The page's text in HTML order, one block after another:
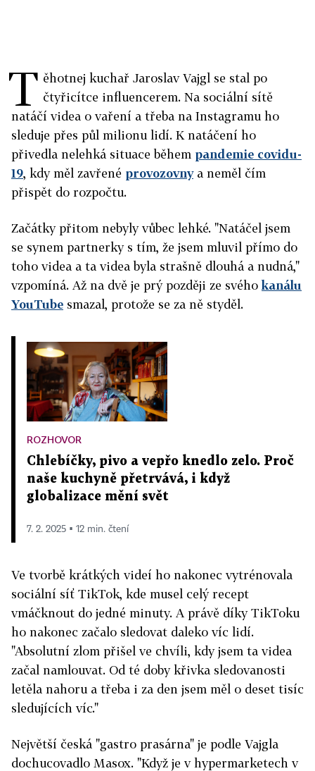
T ěhotnej kuchař Jaroslav Vajgl se stal po
čtyřicítce influencerem. Na sociální sítě
natáčí videa o vaření a třeba na Instagramu ho
sleduje přes půl milionu lidí. K natáčení ho
přivedla nelehká situace během pandemie covidu-
19, kdy měl zavřené provozovnya neměl čím
přispět do rozpočtu.
Začátky přitom nebyly vůbec lehké. "Natáčel jsem
se synem partnerky s tím, že jsem mluvil přímo do
toho videa a ta videa byla strašně dlouhá a nudná,"
vzpomíná. Až na dvě je prý později ze svéhokanálu
YouTube smazal, protože se za ně styděl.
ROZHOVOR
Chlebíčky, pivo a vepřo knedlo zelo. Proč
naše kuchyně přetrvává, i když
globalizace mění svět
7. 2. 2025 ▪ 12 min. čtení
Ve tvorbě krátkých videí ho nakonec vytrénovala
sociální síť TikTok, kde musel celý recept
vmáčknout do jedné minuty. A právě díky TikToku
ho nakonec začalo sledovat daleko víc lidí.
"Absolutní zlom přišel ve chvíli, kdy jsem ta videa
začal namlouvat. Od té doby křivka sledovanosti
letěla nahoru a třeba i za den jsem měl o deset tisíc
sledujících víc."
Největší česká "gastro prasárna" je podle Vajgla
dochucovadlo Masox. "Když je v hypermarketech v